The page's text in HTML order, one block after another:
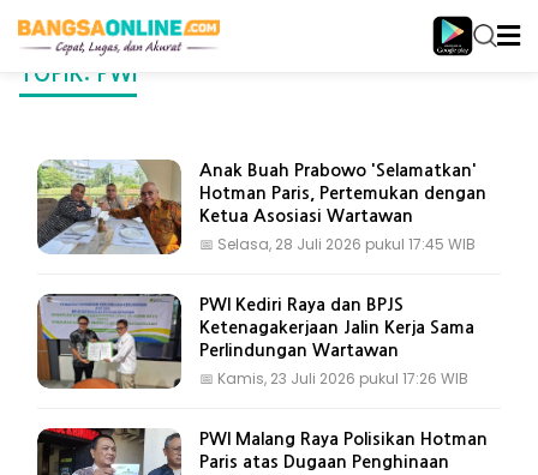
TOPIK: PWI
Anak Buah Prabowo 'Selamatkan'
Hotman Paris, Pertemukan dengan
Ketua Asosiasi Wartawan
📅 Selasa, 28 Juli 2026 pukul 17:45 WIB
PWI Kediri Raya dan BPJS
Ketenagakerjaan Jalin Kerja Sama
Perlindungan Wartawan
📅 Kamis, 23 Juli 2026 pukul 17:26 WIB
PWI Malang Raya Polisikan Hotman
Paris atas Dugaan Penghinaan